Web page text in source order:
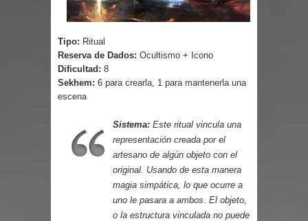
Cuentos
Tipo: Ritual
Reserva de Dados: Ocultismo + Icono
Dificultad: 8
Sekhem: 6 para crearla, 1 para mantenerla una
escena
Sistema: Este ritual vincula una
representación creada por el
artesano de algún objeto con el
original. Usando de esta manera
magia simpática, lo que ocurre a
uno le pasara a ambos. El objeto,
o la estructura vinculada no puede